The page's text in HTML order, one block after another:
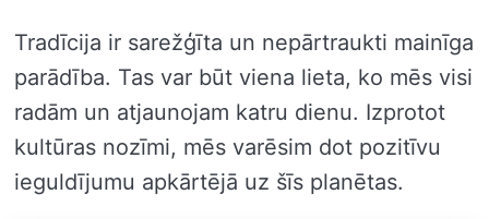
Tradīcija ir sarežģīta un nepārtraukti mainīga
parādība. Tas var būt viena lieta, ko mēs visi
radām un atjaunojam katru dienu. Izprotot
kultūras nozīmi, mēs varēsim dot pozitīvu
ieguldījumu apkārtējā uz šīs planētas.